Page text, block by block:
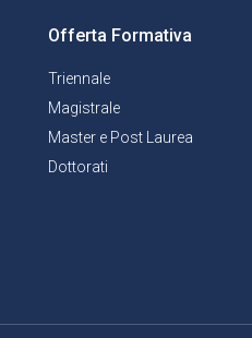
Offerta Formativa
Triennale
Magistrale
Master e Post Laurea
Dottorati